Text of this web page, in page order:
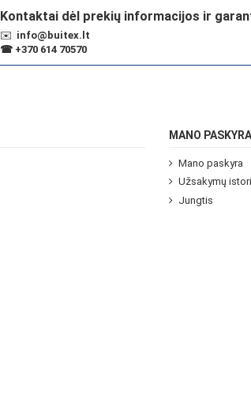
Kontaktai dėl prekių informacijos ir
✉️ info@buitex.lt
☎ +370 614 70570
MANO PASKYRA
Mano paskyra
Užsakymų
Jungtis